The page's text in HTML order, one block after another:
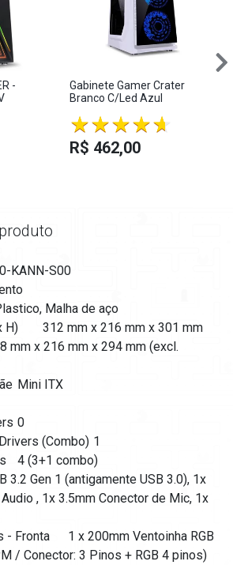
-
Gabinete Gamer Crater
Branco C/Led Azul
R$ 462,00
KANN-S00
Malha de aço
H)
312 mm x 216 mm x 301 mm
mm x 216 mm x 294 mm (excl.
Mini ITX
0
(Combo) 1
4 (3+1 combo)
3.2 Gen 1 (antigamente USB 3.0), 1x
, 1x 3.5mm Conector de Mic, 1x
- Fronta
1 x 200mm Ventoinha RGB
/ Conector: 3 Pinos + RGB 4 pinos)